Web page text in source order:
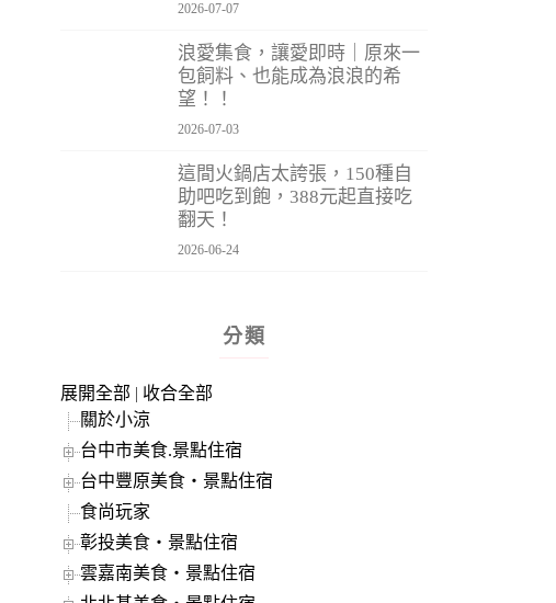
2026-07-07
浪愛集食，讓愛即時｜原來一
包飼料、也能成為浪浪的希
望！！
2026-07-03
這間火鍋店太誇張，150種自
助吧吃到飽，388元起直接吃
翻天！
2026-06-24
分類
展開全部 | 收合全部
關於小涼
台中市美食.景點住宿
台中豐原美食‧景點住宿
食尚玩家
彰投美食‧景點住宿
雲嘉南美食‧景點住宿